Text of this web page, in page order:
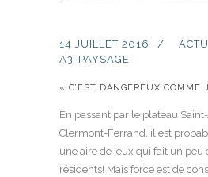
14 JUILLET 2016
A3-PAYSAGE
« C’EST DANGEREUX COMME
En passant par le plateau
Clermont-Ferrand, il est
une aire de jeux qui fait un peu
résidents! Mais force est de